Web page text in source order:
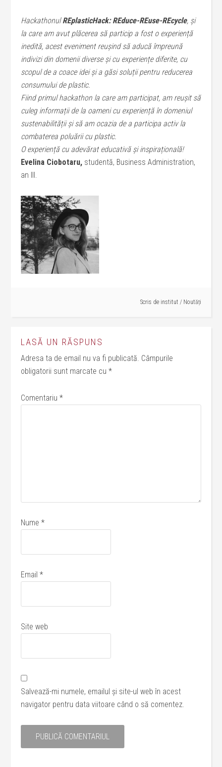
HackathonulREplasticHack: REduce-REuse-REcycle, și
la care am avut plăcerea să particip a fost o experiență
inedită, acest eveniment reușind să aducă împreună
indivizi din domenii diverse și cu experiențe diferite, cu
scopul de a coace idei și a găsi soluții pentru reducerea
consumului de plastic.
Fiind primul hackathon la care am participat, am reușit să
culeg informații de la oameni cu experiență în domeniul
sustenabilității și să am ocazia de a participa activ la
combaterea poluării cu plastic.
O experiență cu adevărat educativă și inspirațională!
Evelina Ciobotaru, studentă, Business Administration,
an III.
Scris de institut / Noutăți
LASĂ UN RĂSPUNS
Adresa ta de email nu va fi publicată. Câmpurile
obligatorii sunt marcate cu*
Comentariu*
Nume*
Email*
Site web
Salvează-mi numele, emailul și site-ul web în acest
navigator pentru data viitoare când o să comentez.